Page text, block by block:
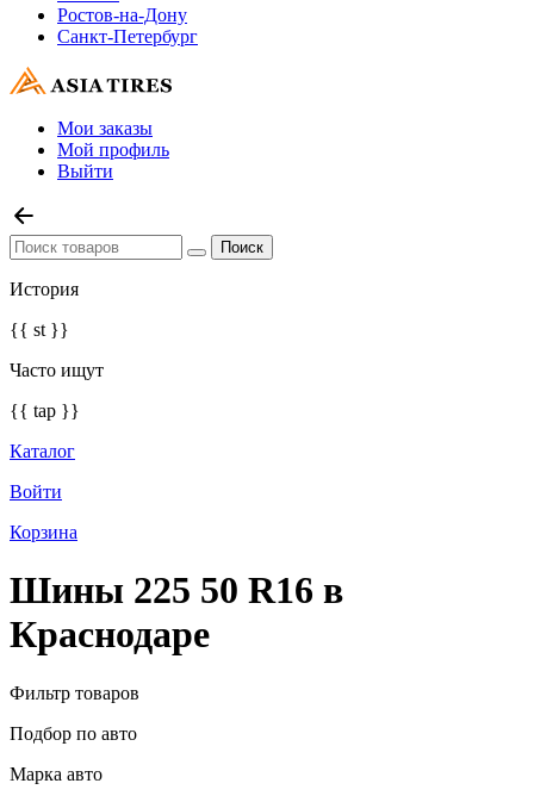
Ростов-на-Дону
Санкт-Петербург
Мои заказы
Мой профиль
Выйти
История
{{ st }}
Часто ищут
{{ tap }}
Каталог
Войти
Корзина
Шины 225 50 R16 в
Краснодаре
Фильтр товаров
Подбор по авто
Марка авто